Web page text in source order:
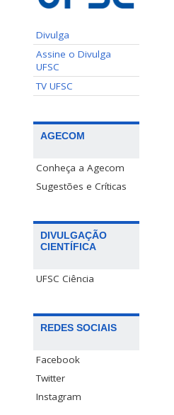
Divulga
Assine o Divulga
UFSC
TV UFSC
AGECOM
Conheça a Agecom
Sugestões e Críticas
DIVULGAÇÃO
CIENTÍFICA
UFSC Ciência
REDES SOCIAIS
Facebook
Twitter
Instagram